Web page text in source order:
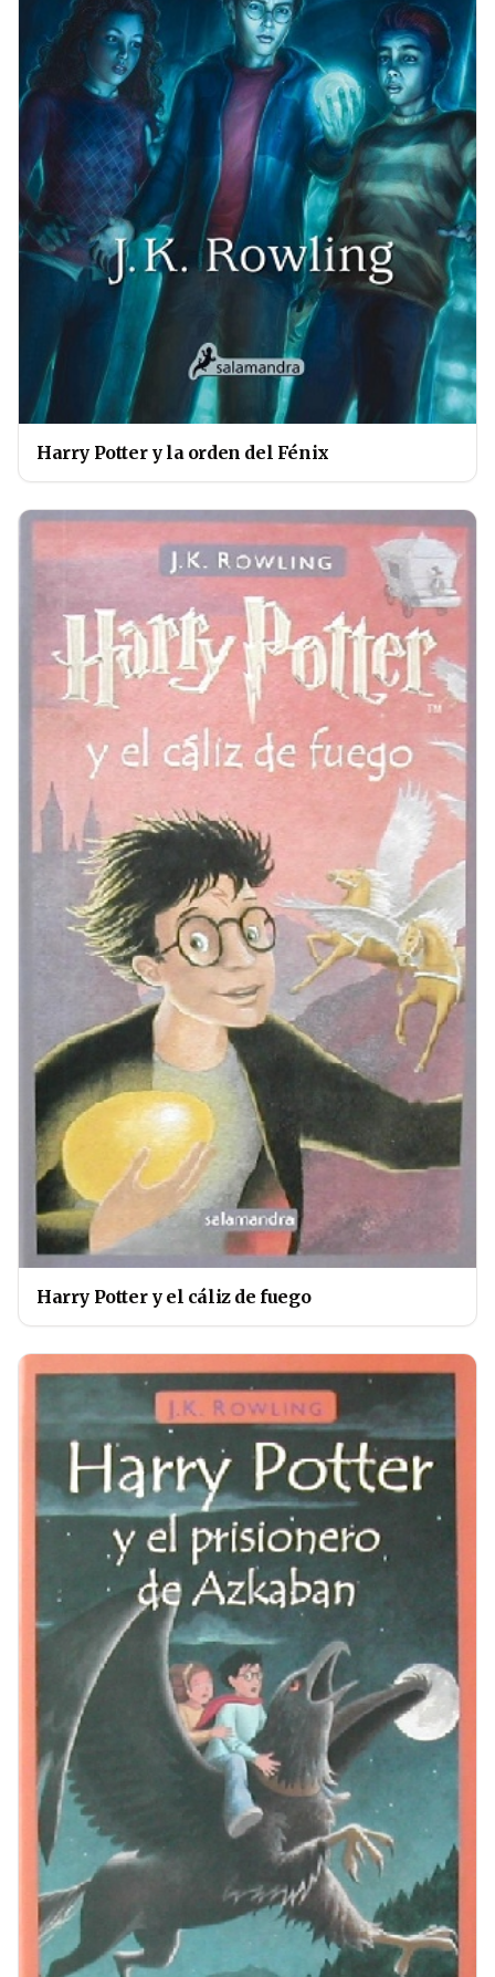
Harry Potter y la orden del Fénix
Harry Potter y el cáliz de fuego